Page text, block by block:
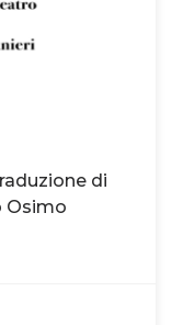
di
Osimo